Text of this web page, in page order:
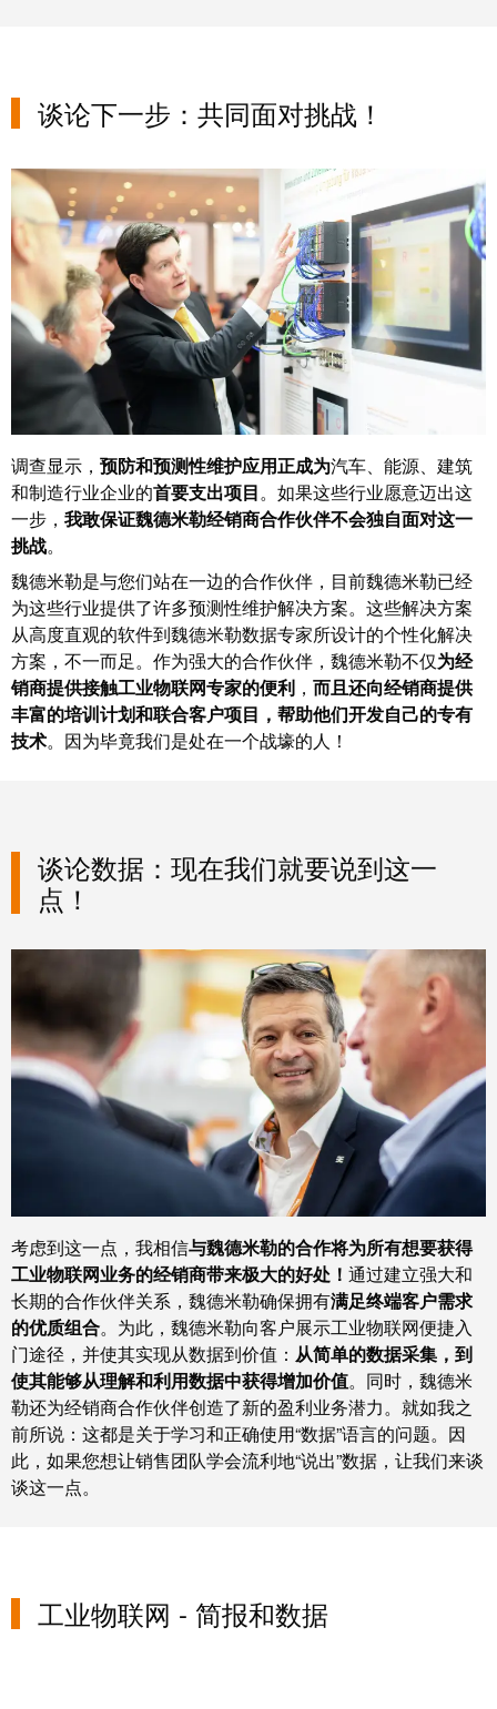
器
习
远
程
访
问
和
云
端
服
务
工
作
场
所
和
附
件
工
动
化
器
标
记
号
机
工
业
照
明
装
配
整
和
再
度
斩
获
EcoVadis
金
奖
——
可
持
续
发
展
领
先
位
获
官
方
认
证
闻
联
本
土
新
力
战
“疫”，
同
心
守
“沪”
多
措
货，
防
谈论下一步：共同面对挑战！
调查显示， 预防和预测性维护应用正成为汽车、能源、建筑
和制造行业企业的首要支出项目。如果这些行业愿意迈出这
一步， 我敢保证魏德米勒经销商合作伙伴不会独自面对这一
挑战。
魏德米勒是与您们站在一边的合作伙伴，目前魏德米勒已经
为这些行业提供了许多预测性维护解决方案。这些解决方案
从高度直观的软件到魏德米勒数据专家所设计的个性化解决
方案，不一而足。作为强大的合作伙伴，魏德米勒不仅为经
销商提供接触工业物联网专家的便利 ， 而且还向经销商提供
丰富的培训计划和联合客户项目，帮助他们开发自己的专有
技术。因为毕竟我们是处在一个战壕的人！
谈论数据：现在我们就要说到这一
点！
考虑到这一点，我相信与魏德米勒的合作将为所有想要获得
工业物联网业务的经销商带来极大的好处！ 通过建立强大和
长期的合作伙伴关系，魏德米勒确保拥有满足终端客户需求
的优质组合。为此，魏德米勒向客户展示工业物联网便捷入
门途径，并使其实现从数据到价值： 从简单的数据采集，到
使其能够从理解和利用数据中获得增加价值。同时，魏德米
勒还为经销商合作伙伴创造了新的盈利业务潜力。就如我之
前所说：这都是关于学习和正确使用“数据”语言的问题。因
此，如果您想让销售团队学会流利地“说出”数据，让我们来谈
谈这一点。
工业物联网 - 简报和数据